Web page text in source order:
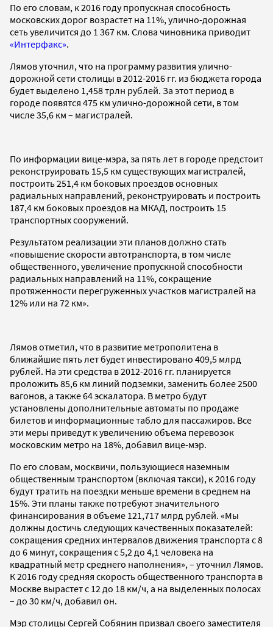
По его словам, к 2016 году пропускная способность
московских дорог возрастет на 11%, улично-дорожная
сеть увеличится до 1 367 км. Слова чиновника приводит
«Интерфакс».
Лямов уточнил, что на программу развития улично-
дорожной сети столицы в 2012-2016 гг. из бюджета города
будет выделено 1,458 трлн рублей. За этот период в
городе появятся 475 км улично-дорожной сети, в том
числе 35,6 км – магистралей.
По информации вице-мэра, за пять лет в городе предстоит
реконструировать 15,5 км существующих магистралей,
построить 251,4 км боковых проездов основных
радиальных направлений, реконструировать и построить
187,4 км боковых проездов на МКАД, построить 15
транспортных сооружений.
Результатом реализации эти планов должно стать
«повышение скорости автотранспорта, в том числе
общественного, увеличение пропускной способности
радиальных направлений на 11%, сокращение
протяженности перегруженных участков магистралей на
12% или на 72 км».
Лямов отметил, что в развитие метрополитена в
ближайшие пять лет будет инвестировано 409,5 млрд
рублей. На эти средства в 2012-2016 гг. планируется
проложить 85,6 км линий подземки, заменить более 2500
вагонов, а также 64 эскалатора. В метро будут
установлены дополнительные автоматы по продаже
билетов и информационные табло для пассажиров. Все
эти меры приведут к увеличению объема перевозок
московским метро на 18%, добавил вице-мэр.
По его словам, москвичи, пользующиеся наземным
общественным транспортом (включая такси), к 2016 году
будут тратить на поездки меньше времени в среднем на
15%. Эти планы также потребуют значительного
финансирования в объеме 121,717 млрд рублей. «Мы
должны достичь следующих качественных показателей:
сокращения средних интервалов движения транспорта с 8
до 6 минут, сокращения с 5,2 до 4,1 человека на
квадратный метр среднего наполнения», – уточнил Лямов.
К 2016 году средняя скорость общественного транспорта в
Москве вырастет с 12 до 18 км/ч, а на выделенных полосах
– до 30 км/ч, добавил он.
Мэр столицы Сергей Собянин призвал своего заместителя